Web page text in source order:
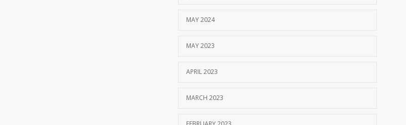
MAY 2024
MAY 2023
APRIL 2023
MARCH 2023